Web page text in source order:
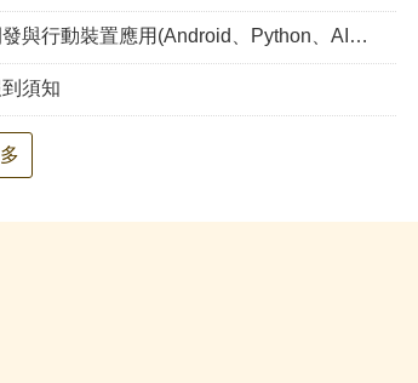
、Python、AI、Embedded System)幼獅-第2期」甄試資訊公告
須知